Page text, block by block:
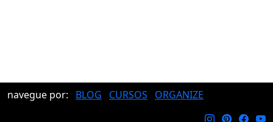
navegue por: BLOG CURSOS ORGANIZE